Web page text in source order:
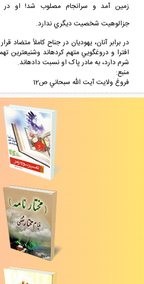
زمين آمد و سرانجام مصلوب شد! او در
جزالوهيت شخصيت ديگري ندارد.
در برابر آنان، يهوديان در جناح کاملاً متضاد
افترا و دروغگويي متهم کرده‏اند وشنيع‏ترين
شرم دارد، به مادر پاک او نسبت داده‏اند.
منبع:
فروغ ولايت آيت الله سبحاني ص12